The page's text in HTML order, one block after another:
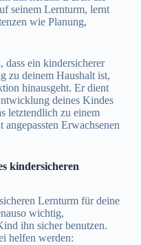
seinem Lernturm, lernt
wie Planung,
dass ein kindersicherer
zu deinem Haushalt ist,
hinausgeht. Er dient
deines Kindes
letztendlich zu einem
angepassten Erwachsenen
kindersicheren
Lernturm für deine
wichtig,
ihn sicher benutzen.
helfen werden: